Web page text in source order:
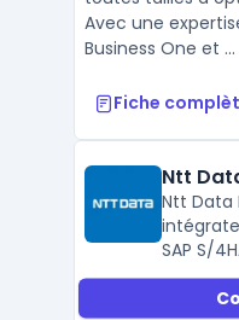
Avec une
Business One et ...
Fiche
Ntt
Ntt Data
SAP S/